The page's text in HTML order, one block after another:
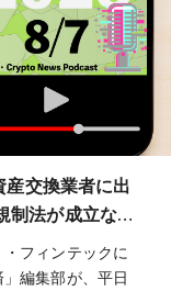
産交換業者に出
制法が成立な…
フィンテックに
編集部が、平日